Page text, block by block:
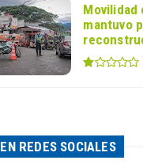
Movilidad
mantuvo
EN REDES SOCIALES